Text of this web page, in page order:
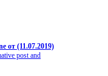
от (11.07.2019)
post and